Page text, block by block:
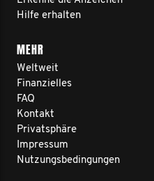
Hilfe erhalten
MEHR
Weltweit
Finanzielles
FAQ
Kontakt
Privatsphäre
Impressum
Nutzungsbedingungen